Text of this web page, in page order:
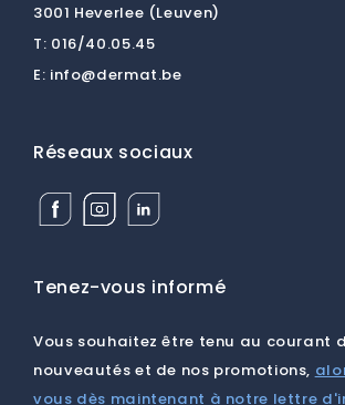
3001 Heverlee (Leuven)
T: 016/40.05.45
E: info@dermat.be
Réseaux sociaux
Facebook
Dermat
BV
Instagram
Dermat
BV
Linkedin
Dermat
BV
Tenez-vous informé
Vous souhaitez être tenu au courant
nouveautés et de nos promotions,
vous dès maintenant à notre lettre